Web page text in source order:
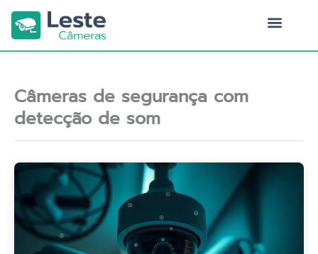
para
conteúdo
Câmeras de segurança com
detecção de som